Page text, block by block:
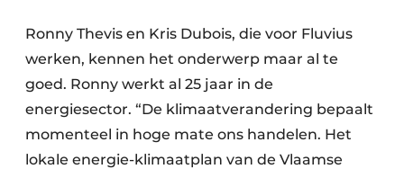
Ronny Thevis en Kris Dubois, die voor Fluvius
werken, kennen het onderwerp maar al te
goed. Ronny werkt al 25 jaar in de
energiesector. “De klimaatverandering bepaalt
momenteel in hoge mate ons handelen. Het
lokale energie-klimaatplan van de Vlaamse